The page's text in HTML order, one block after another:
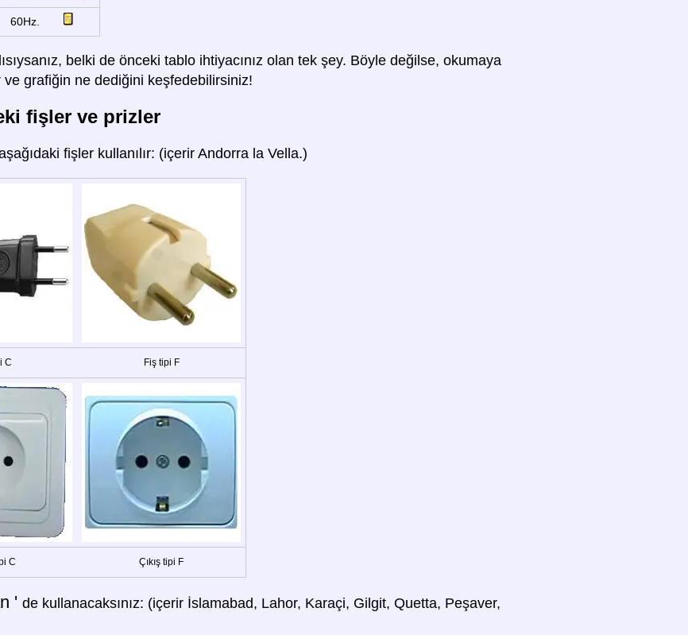
60Hz.
belki de önceki tablo ihtiyacınız olan tek şey. Böyle değilse, okumaya
grafiğin ne dediğini keşfedebilirsiniz!
fişler ve prizler
fişler kullanılır: (içerir Andorra la Vella.)
C Fiş tipi F
C Çıkış tipi F
' de kullanacaksınız: (içerir İslamabad, Lahor, Karaçi, Gilgit, Quetta, Peşaver,